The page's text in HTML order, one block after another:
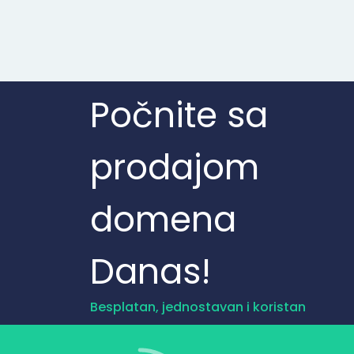
Počnite sa
prodajom
domena
Danas!
Besplatan, jednostavan i koristan